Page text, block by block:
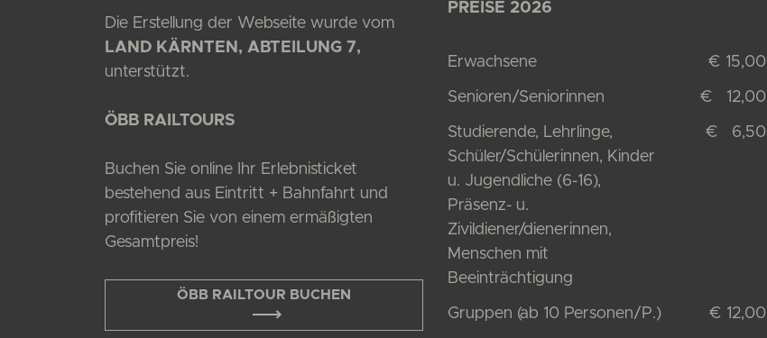
Die Erstellung der Webseite wurde vom
LAND KÄRNTEN, ABTEILUNG 7,
unterstützt.
ÖBB RAILTOURS
Buchen Sie online Ihr Erlebnisticket
bestehend aus Eintritt + Bahnfahrt und
profitieren Sie von einem ermäßigten
Gesamtpreis!
ÖBB RAILTOUR BUCHEN
PREISE 2026
Erwachsene € 15,00
Senioren/Seniorinnen € 12,00
Studierende, Lehrlinge,
Schüler/Schülerinnen, Kinder
u. Jugendliche (6-16),
Präsenz- u.
Zivildiener/dienerinnen,
Menschen mit
Beeinträchtigung
€ 6,50
Gruppen (ab 10 Personen/P.) € 12,00